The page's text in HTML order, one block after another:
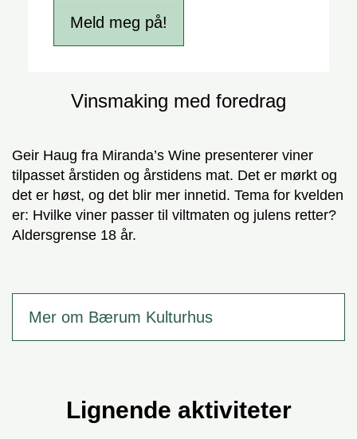
Meld meg på!
Vinsmaking med foredrag
Geir Haug fra Miranda’s Wine presenterer viner
tilpasset årstiden og årstidens mat. Det er mørkt og
det er høst, og det blir mer innetid. Tema for kvelden
er: Hvilke viner passer til viltmaten og julens retter?
Aldersgrense 18 år.
Mer om Bærum Kulturhus
Lignende aktiviteter